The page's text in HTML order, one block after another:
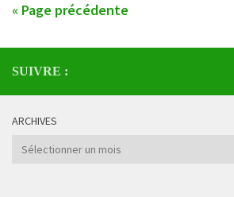
« Page précédente
SUIVRE :
ARCHIVES
Archives